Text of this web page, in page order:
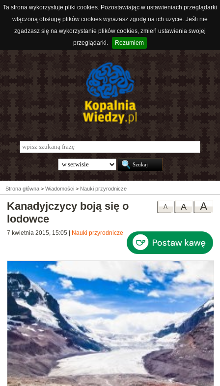
Ta strona wykorzystuje pliki cookies. Pozostawiając w ustawieniach przeglądarki
włączoną obsługę plików cookies wyrażasz zgodę na ich użycie. Jeśli nie
zgadzasz się na wykorzystanie plików cookies, zmień ustawienia swojej
przeglądarki.
Rozumiem
Strona główna > Wiadomości > Nauki przyrodnicze
A
A
A
Kanadyjczycy boją się o
lodowce
7 kwietnia 2015, 15:05 Nauki przyrodnicze